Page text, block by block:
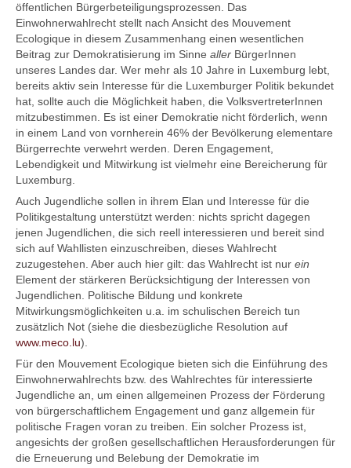
öffentlichen Bürgerbeteiligungsprozessen. Das
Einwohnerwahlrecht stellt nach Ansicht des Mouvement
Ecologique in diesem Zusammenhang einen wesentlichen
Beitrag zur Demokratisierung im Sinne aller BürgerInnen
unseres Landes dar. Wer mehr als 10 Jahre in Luxemburg lebt,
bereits aktiv sein Interesse für die Luxemburger Politik bekundet
hat, sollte auch die Möglichkeit haben, die VolksvertreterInnen
mitzubestimmen. Es ist einer Demokratie nicht förderlich, wenn
in einem Land von vornherein 46% der Bevölkerung elementare
Bürgerrechte verwehrt werden. Deren Engagement,
Lebendigkeit und Mitwirkung ist vielmehr eine Bereicherung für
Luxemburg.
Auch Jugendliche sollen in ihrem Elan und Interesse für die
Politikgestaltung unterstützt werden: nichts spricht dagegen
jenen Jugendlichen, die sich reell interessieren und bereit sind
sich auf Wahllisten einzuschreiben, dieses Wahlrecht
zuzugestehen. Aber auch hier gilt: das Wahlrecht ist nur ein
Element der stärkeren Berücksichtigung der Interessen von
Jugendlichen. Politische Bildung und konkrete
Mitwirkungsmöglichkeiten u.a. im schulischen Bereich tun
zusätzlich Not (siehe die diesbezügliche Resolution auf
www.meco.lu).
Für den Mouvement Ecologique bieten sich die Einführung des
Einwohnerwahlrechts bzw. des Wahlrechtes für interessierte
Jugendliche an, um einen allgemeinen Prozess der Förderung
von bürgerschaftlichem Engagement und ganz allgemein für
politische Fragen voran zu treiben. Ein solcher Prozess ist,
angesichts der großen gesellschaftlichen Herausforderungen für
die Erneuerung und Belebung der Demokratie im